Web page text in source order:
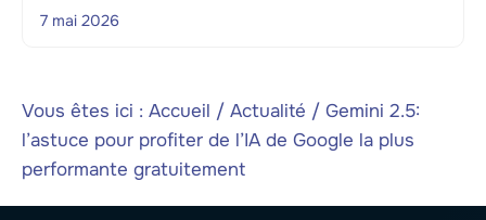
7 mai 2026
Vous êtes ici : Accueil / Actualité / Gemini 2.5:
l’astuce pour profiter de l’IA de Google la plus
performante gratuitement